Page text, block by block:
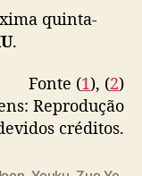
e
a
q
quinta-
.
Fonte (1), (2)
Reprodução
créditos.